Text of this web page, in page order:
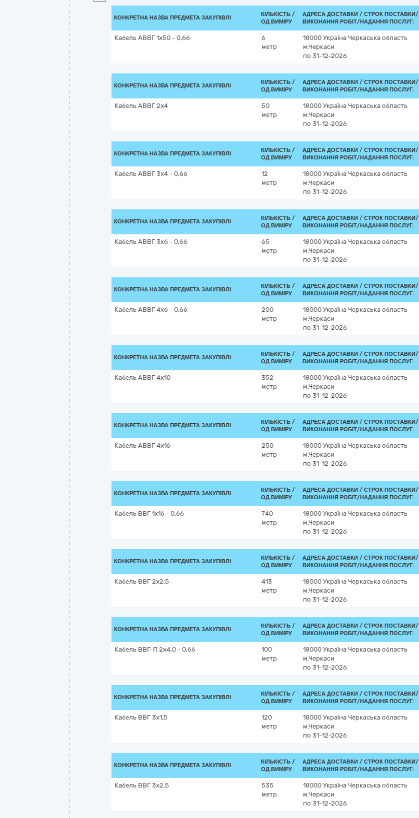
КОНКРЕТНА НАЗВА ПРЕДМЕТА ЗАКУПІВЛІ
КІЛЬКІСТЬ /
ОД.ВИМІРУ
АДРЕСА ДОСТАВКИ / СТРОК ПОСТАВКИ/
ВИКОНАННЯ РОБІТ/НАДАННЯ ПОСЛУГ:
Кабель АВВГ 1х50 - 0,66
6
метр
18000 Україна Черкаська область
м.Черкаси
по 31-12-2026
КОНКРЕТНА НАЗВА ПРЕДМЕТА ЗАКУПІВЛІ
КІЛЬКІСТЬ /
ОД.ВИМІРУ
АДРЕСА ДОСТАВКИ / СТРОК ПОСТАВКИ/
ВИКОНАННЯ РОБІТ/НАДАННЯ ПОСЛУГ:
Кабель АВВГ 2х4
50
метр
18000 Україна Черкаська область
м.Черкаси
по 31-12-2026
КОНКРЕТНА НАЗВА ПРЕДМЕТА ЗАКУПІВЛІ
КІЛЬКІСТЬ /
ОД.ВИМІРУ
АДРЕСА ДОСТАВКИ / СТРОК ПОСТАВКИ/
ВИКОНАННЯ РОБІТ/НАДАННЯ ПОСЛУГ:
Кабель АВВГ 3х4 - 0,66
12
метр
18000 Україна Черкаська область
м.Черкаси
по 31-12-2026
КОНКРЕТНА НАЗВА ПРЕДМЕТА ЗАКУПІВЛІ
КІЛЬКІСТЬ /
ОД.ВИМІРУ
АДРЕСА ДОСТАВКИ / СТРОК ПОСТАВКИ/
ВИКОНАННЯ РОБІТ/НАДАННЯ ПОСЛУГ:
Кабель АВВГ 3х6 - 0,66
65
метр
18000 Україна Черкаська область
м.Черкаси
по 31-12-2026
КОНКРЕТНА НАЗВА ПРЕДМЕТА ЗАКУПІВЛІ
КІЛЬКІСТЬ /
ОД.ВИМІРУ
АДРЕСА ДОСТАВКИ / СТРОК ПОСТАВКИ/
ВИКОНАННЯ РОБІТ/НАДАННЯ ПОСЛУГ:
Кабель АВВГ 4х6 - 0,66
200
метр
18000 Україна Черкаська область
м.Черкаси
по 31-12-2026
КОНКРЕТНА НАЗВА ПРЕДМЕТА ЗАКУПІВЛІ
КІЛЬКІСТЬ /
ОД.ВИМІРУ
АДРЕСА ДОСТАВКИ / СТРОК ПОСТАВКИ/
ВИКОНАННЯ РОБІТ/НАДАННЯ ПОСЛУГ:
Кабель АВВГ 4х10
352
метр
18000 Україна Черкаська область
м.Черкаси
по 31-12-2026
КОНКРЕТНА НАЗВА ПРЕДМЕТА ЗАКУПІВЛІ
КІЛЬКІСТЬ /
ОД.ВИМІРУ
АДРЕСА ДОСТАВКИ / СТРОК ПОСТАВКИ/
ВИКОНАННЯ РОБІТ/НАДАННЯ ПОСЛУГ:
Кабель АВВГ 4х16
250
метр
18000 Україна Черкаська область
м.Черкаси
по 31-12-2026
КОНКРЕТНА НАЗВА ПРЕДМЕТА ЗАКУПІВЛІ
КІЛЬКІСТЬ /
ОД.ВИМІРУ
АДРЕСА ДОСТАВКИ / СТРОК ПОСТАВКИ/
ВИКОНАННЯ РОБІТ/НАДАННЯ ПОСЛУГ:
Кабель ВВГ 1х16 - 0,66
740
метр
18000 Україна Черкаська область
м.Черкаси
по 31-12-2026
КОНКРЕТНА НАЗВА ПРЕДМЕТА ЗАКУПІВЛІ
КІЛЬКІСТЬ /
ОД.ВИМІРУ
АДРЕСА ДОСТАВКИ / СТРОК ПОСТАВКИ/
ВИКОНАННЯ РОБІТ/НАДАННЯ ПОСЛУГ:
Кабель ВВГ 2х2,5
413
метр
18000 Україна Черкаська область
м.Черкаси
по 31-12-2026
КОНКРЕТНА НАЗВА ПРЕДМЕТА ЗАКУПІВЛІ
КІЛЬКІСТЬ /
ОД.ВИМІРУ
АДРЕСА ДОСТАВКИ / СТРОК ПОСТАВКИ/
ВИКОНАННЯ РОБІТ/НАДАННЯ ПОСЛУГ:
Кабель ВВГ-П 2х4,0 - 0,66
100
метр
18000 Україна Черкаська область
м.Черкаси
по 31-12-2026
КОНКРЕТНА НАЗВА ПРЕДМЕТА ЗАКУПІВЛІ
КІЛЬКІСТЬ /
ОД.ВИМІРУ
АДРЕСА ДОСТАВКИ / СТРОК ПОСТАВКИ/
ВИКОНАННЯ РОБІТ/НАДАННЯ ПОСЛУГ:
Кабель ВВГ 3х1,5
120
метр
18000 Україна Черкаська область
м.Черкаси
по 31-12-2026
КОНКРЕТНА НАЗВА ПРЕДМЕТА ЗАКУПІВЛІ
КІЛЬКІСТЬ /
ОД.ВИМІРУ
АДРЕСА ДОСТАВКИ / СТРОК ПОСТАВКИ/
ВИКОНАННЯ РОБІТ/НАДАННЯ ПОСЛУГ:
Кабель ВВГ 3х2,5
535
метр
18000 Україна Черкаська область
м.Черкаси
по 31-12-2026